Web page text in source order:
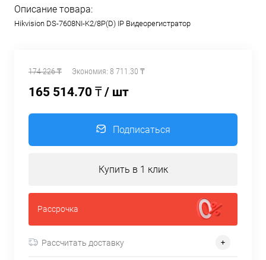
Описание товара:
Hikvision DS-7608NI-K2/8P(D) IP Видеорегистратор
174 226 ₸ Экономия: 8 711.30 ₸
165 514.70 ₸ / шт
Подписаться
Купить в 1 клик
Рассрочка
Рассчитать доставку